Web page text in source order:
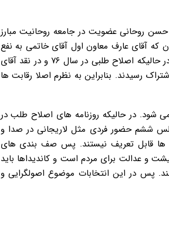
اصولگرا بود، سابقه حسن روحانی عضویت در جامعه روحانیت مبارز
سال ۹۲ هم قابل تحلیل نیست. همچنان که آقای عارف معاون اول آقای خاتمی به نفع
روحانی از صحنه خارج می شود یا آقایان خاتمی و مرحوم هاشمی تلاش می کنند این اتفاق رخ دهد. در حالیکه اصلاح طلبی در سال ۷۶ و در نقد آقای
به اشتراک رسیدند. بنابراین به نظرم اصلا رقابت ها
طلبان نام برده می شود. در حالیکه روزنامه های اصلاح طلب در
ششم حضور فردی مثل لاریجانی در صدا و
ها قابل تعریف نیستند. پس صف بندی های
و عدالت برای مردم است و کاندیداها باید
پس در این انتخابات موضوع اصولگرایی و